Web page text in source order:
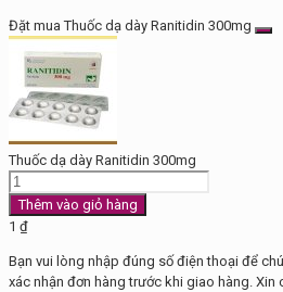
Đặt mua Thuốc dạ dày Ranitidin 300mg
Thuốc dạ dày Ranitidin 300mg
Thuốc
dạ
dày
300mg
số
Thêm vào giỏ hàng
1 ₫
Bạn vui lòng nhập đúng số điện thoại để
xác nhận đơn hàng trước khi giao hàng. Xin